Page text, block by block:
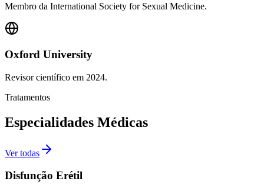
Membro da International Society for Sexual Medicine.
Oxford University
Revisor científico em 2024.
Tratamentos
Especialidades Médicas
Ver todas
Disfunção Erétil